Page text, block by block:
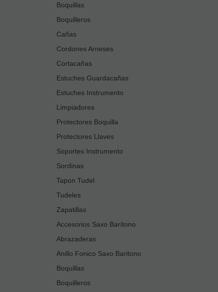
Boquillas
Boquilleros
Cañas
Cordones Arneses
Cortacañas
Estuches Guardacañas
Estuches Instrumento
Limpiadores
Protectores Boquilla
Protectores Llaves
Soportes Instrumento
Sordinas
Tapon Tudel
Tudeles
Zapatillas
Accesorios Saxo Barítono
Abrazaderas
Anillo Fonico Saxo Baritono
Boquillas
Boquilleros